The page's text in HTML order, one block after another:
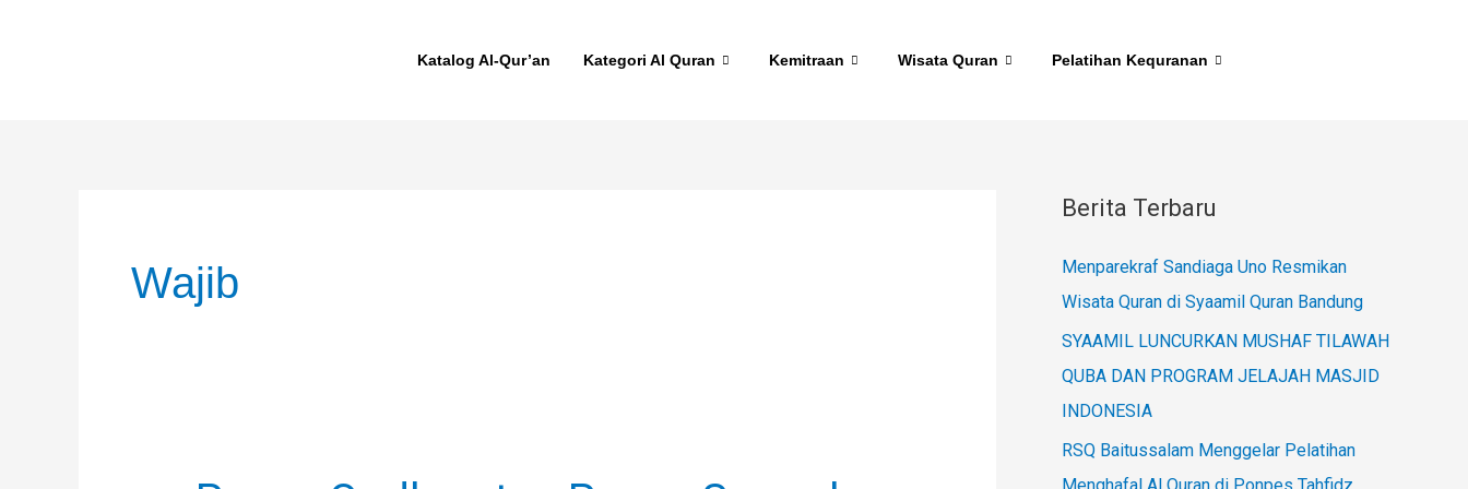
Katalog Al-Qur’an Kategori Al Quran Kemitraan Wisata Quran Pelatihan Kequranan
Wajib
Berita Terbaru
Menparekraf Sandiaga Uno Resmikan
Wisata Quran di Syaamil Quran Bandung
SYAAMIL LUNCURKAN MUSHAF TILAWAH
QUBA DAN PROGRAM JELAJAH MASJID
INDONESIA
RSQ Baitussalam Menggelar Pelatihan